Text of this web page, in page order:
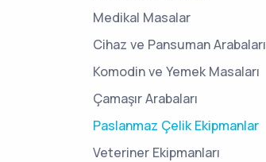
Medikal Masalar
Cihaz ve Pansuman Arabaları
Komodin ve Yemek Masaları
Çamaşır Arabaları
Paslanmaz Çelik Ekipmanlar
Veteriner Ekipmanları